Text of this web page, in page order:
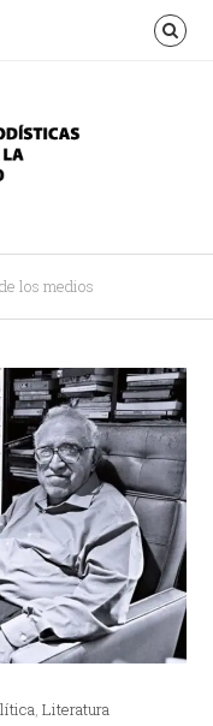
los medios
, Literatura